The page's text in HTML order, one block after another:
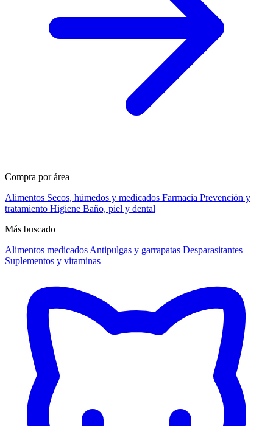
Compra por área
Alimentos Secos, húmedos y medicados Farmacia Prevención y
tratamiento Higiene Baño, piel y dental
Más buscado
Alimentos medicados Antipulgas y garrapatas Desparasitantes
Suplementos y vitaminas